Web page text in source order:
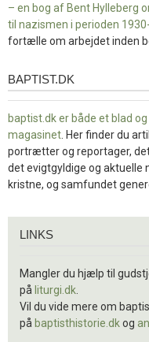
– en bog af Bent Hylleberg
til nazismen i perioden
fortælle om arbejdet inden
baptist.dk
BAPTIST.DK
baptist.dk er både et blad og
magasinet . Her finder du
portrætter og reportager,
det evigtgyldige og aktuelle
kristne, og samfundet
LINKS
Mangler du hjælp til
på liturgi.dk
Vil du vide mere om
på baptisthistorie.dkog